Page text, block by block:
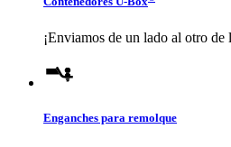
¡Enviamos de un lado al otro
Enganches para remolque